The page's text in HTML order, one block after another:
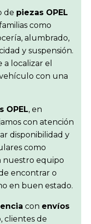
de piezas OPEL
como
alumbrado,
y suspensión.
localizar el
con una
OPEL, en
con atención
disponibilidad y
como
nuestro equipo
encontrar o
en buen estado.
con envíos
clientes de